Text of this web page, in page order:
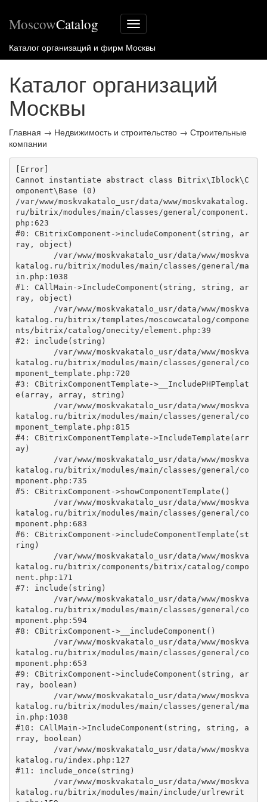
Меню
сайта
MoscowCatalog
Каталог организаций и фирм Москвы
Каталог организаций
Москвы
Главная → Недвижимость и строительство → Строительные
компании
[Error]
Cannot instantiate abstract class Bitrix\Iblock\C
omponent\Base (0)
/var/www/moskvakatalo_usr/data/www/moskvakatalog.
ru/bitrix/modules/main/classes/general/component.
php:623
#0: CBitrixComponent->includeComponent(string, ar
ray, object)
katalog.ru/bitrix/modules/main/classes/general/ma
in.php:1038
#1: CAllMain->IncludeComponent(string, string, ar
ray, object)
katalog.ru/bitrix/templates/moscowcatalog/compone
nts/bitrix/catalog/onecity/element.php:39
#2: include(string)
katalog.ru/bitrix/modules/main/classes/general/co
mponent_template.php:720
#3: CBitrixComponentTemplate->__IncludePHPTemplat
e(array, array, string)
katalog.ru/bitrix/modules/main/classes/general/co
mponent_template.php:815
#4: CBitrixComponentTemplate->IncludeTemplate(arr
ay)
katalog.ru/bitrix/modules/main/classes/general/co
mponent.php:735
#5: CBitrixComponent->showComponentTemplate()
katalog.ru/bitrix/modules/main/classes/general/co
mponent.php:683
#6: CBitrixComponent->includeComponentTemplate(st
ring)
katalog.ru/bitrix/components/bitrix/catalog/compo
nent.php:171
#7: include(string)
katalog.ru/bitrix/modules/main/classes/general/co
mponent.php:594
#8: CBitrixComponent->__includeComponent()
katalog.ru/bitrix/modules/main/classes/general/co
mponent.php:653
#9: CBitrixComponent->includeComponent(string, ar
ray, boolean)
katalog.ru/bitrix/modules/main/classes/general/ma
in.php:1038
#10: CAllMain->IncludeComponent(string, string, a
rray, boolean)
katalog.ru/index.php:127
#11: include_once(string)
katalog.ru/bitrix/modules/main/include/urlrewrit